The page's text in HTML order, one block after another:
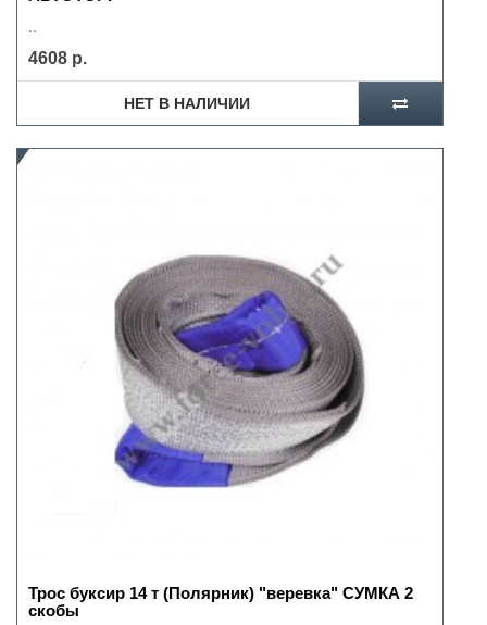
4608 р.
НЕТ В НАЛИЧИИ
Трос буксир 14 т (Полярник) "веревка" СУМКА 2
скобы